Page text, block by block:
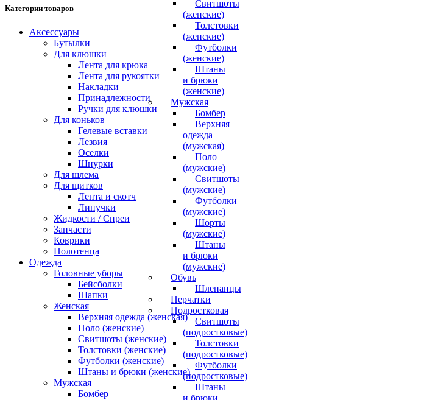
Свитшоты
(женские)
Толстовки
(женские)
Футболки
(женские)
Штаны
и брюки
(женские)
Мужская
Бомбер
Верхняя
одежда
(мужская)
Поло
(мужские)
Свитшоты
(мужские)
Футболки
(мужские)
Шорты
(мужские)
Штаны
и брюки
(мужские)
Обувь
Шлепанцы
Перчатки
Подростковая
Свитшоты
(подростковые)
Толстовки
(подростковые)
Футболки
(подростковые)
Штаны
и брюки
Категории товаров
Аксессуары
Бутылки
Для клюшки
Лента для крюка
Лента для рукоятки
Накладки
Принадлежности
Ручки для клюшки
Для коньков
Гелевые вставки
Лезвия
Оселки
Шнурки
Для шлема
Для щитков
Лента и скотч
Липучки
Жидкости / Спреи
Запчасти
Коврики
Полотенца
Одежда
Головные уборы
Бейсболки
Шапки
Женская
Верхняя одежда (женская)
Поло (женские)
Свитшоты (женские)
Толстовки (женские)
Футболки (женские)
Штаны и брюки (женские)
Мужская
Бомбер